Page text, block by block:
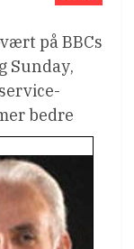
på BBCs
bedre